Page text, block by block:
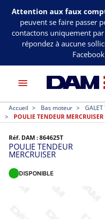
Attention aux faux
peuvent se faire passer
contactons uniquement par
répondez à aucune
menu
Accueil Bas moteur
GALET
POULIE TENDEUR MERCRUISER
Réf. DAM :864625T
POULIE TENDEUR
MERCRUISER
DISPONIBLE